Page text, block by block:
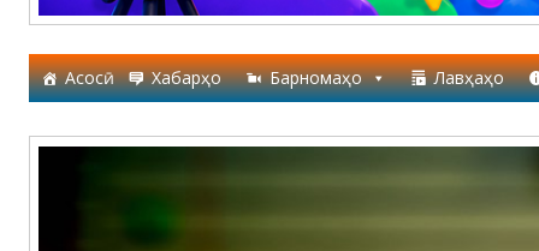
Асосӣ Хабарҳо Барномаҳо Лавҳаҳо